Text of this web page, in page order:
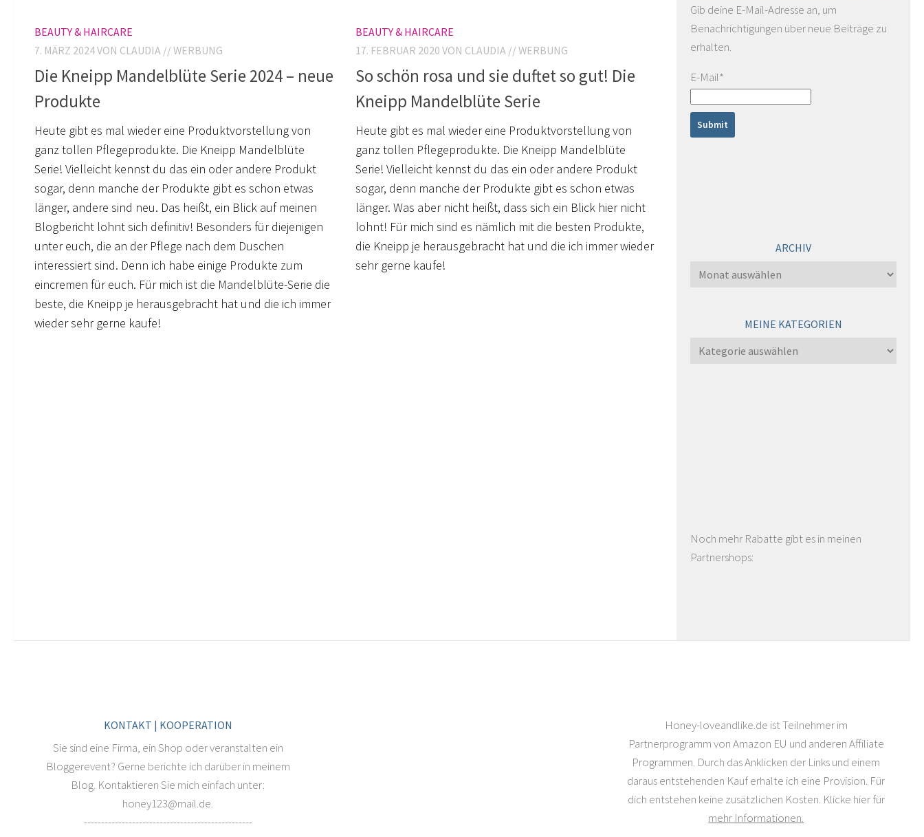
BEAUTY & HAIRCARE
VON CLAUDIA // WERBUNG
7. MÄRZ 2024
Die Kneipp Mandelblüte Serie 2024 – neue
Produkte
Heute gibt es mal wieder eine Produktvorstellung von
ganz tollen Pflegeprodukte. Die Kneipp Mandelblüte
Serie! Vielleicht kennst du das ein oder andere Produkt
sogar, denn manche der Produkte gibt es schon etwas
länger, andere sind neu. Das heißt, ein Blick auf meinen
Blogbericht lohnt sich definitiv! Besonders für diejenigen
unter euch, die an der Pflege nach dem Duschen
interessiert sind. Denn ich habe einige Produkte zum
eincremen für euch. Für mich ist die Mandelblüte-Serie die
beste, die Kneipp je herausgebracht hat und die ich immer
wieder sehr gerne kaufe!
BEAUTY & HAIRCARE
VON CLAUDIA // WERBUNG
17. FEBRUAR 2020
So schön rosa und sie duftet so gut! Die
Kneipp Mandelblüte Serie
Heute gibt es mal wieder eine Produktvorstellung von
ganz tollen Pflegeprodukte. Die Kneipp Mandelblüte
Serie! Vielleicht kennst du das ein oder andere Produkt
sogar, denn manche der Produkte gibt es schon etwas
länger. Was aber nicht heißt, dass sich ein Blick hier nicht
lohnt! Für mich sind es nämlich mit die besten Produkte,
die Kneipp je herausgebracht hat und die ich immer wieder
sehr gerne kaufe!
Gib deine E-Mail-Adresse an, um
Benachrichtigungen über neue Beiträge zu
erhalten.
E-Mail*
ARCHIV
Archiv
MEINE KATEGORIEN
Meine
Noch mehr Rabatte gibt es in meinen
Partnershops:
KONTAKT | KOOPERATION
Sie sind eine Firma, ein Shop oder veranstalten ein
Bloggerevent? Gerne berichte ich darüber in meinem
Blog. Kontaktieren Sie mich einfach unter:
honey123@mail.de.
-------------------------------------------------
Honey-loveandlike.de ist Teilnehmer im
Partnerprogramm von Amazon EU und anderen Affiliate
Programmen. Durch das Anklicken der Links und einem
daraus entstehenden Kauf erhalte ich eine Provision. Für
dich entstehen keine zusätzlichen Kosten. Klicke hier für
mehr Informationen.